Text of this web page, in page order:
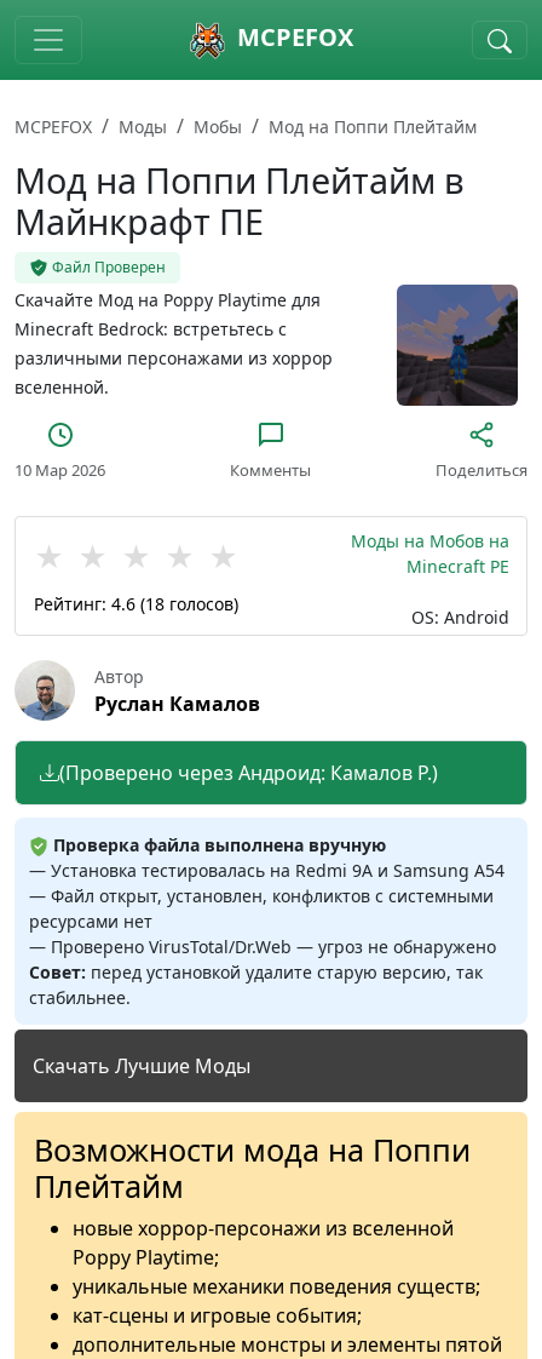
Skip to main content MCPEFOX
MCPEFOX Моды Мобы Мод на Поппи Плейтайм
Мод на Поппи Плейтайм в
Майнкрафт ПЕ
Файл Проверен
Скачайте Мод на Poppy Playtime для
Minecraft Bedrock: встретьтесь с
различными персонажами из хоррор
вселенной.
10 Мар 2026 Комменты Поделиться
★ ★ ★ ★ ★
Рейтинг: 4.6 (18 голосов)
Моды на Мобов на
Minecraft PE
OS: Android
Автор
Руслан Камалов
(Проверено через Андроид: Камалов Р.)
Проверка файла выполнена вручную
— Установка тестировалась на Redmi 9A и Samsung A54
— Файл открыт, установлен, конфликтов с системными
ресурсами нет
— Проверено VirusTotal/Dr.Web — угроз не обнаружено
Совет: перед установкой удалите старую версию, так
стабильнее.
Скачать Лучшие Моды
Возможности мода на Поппи
Плейтайм
новые хоррор-персонажи из вселенной
Poppy Playtime;
уникальные механики поведения существ;
кат-сцены и игровые события;
дополнительные монстры и элементы пятой